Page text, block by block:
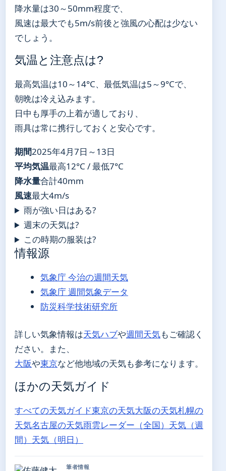
降水量は30～50mm程度で、
風速は最大でも5m/s前後と強風の心配は少ない
でしょう。
気温と注意点は?
最高気温は10～14°C、最低気温は5～9°Cで、
朝晩は冷え込みます。
日中も厚手の上着が適しており、
雨具は常に携行しておくと安心です。
期間2025年4月7日～13日
平均気温最高12°C / 最低7°C
降水量合計40mm
風速最大4m/s
雨が強い日はある?
週末の天気は?
この時期の服装は?
情報源
気象庁 今治の週間天気
気象庁 週間気象データ
防災科学技術研究所
詳しい気象情報は天気ハブや週間天気もご確認く
ださい。また、
大阪や東京など他地域の天気も参考になります。
ほかの天気ガイド
すべての天気ガイド東京の天気大阪の天気札幌の
天気名古屋の天気雨雲レーダー（全国） 天気（週
間） 天気（明日）
筆者情報